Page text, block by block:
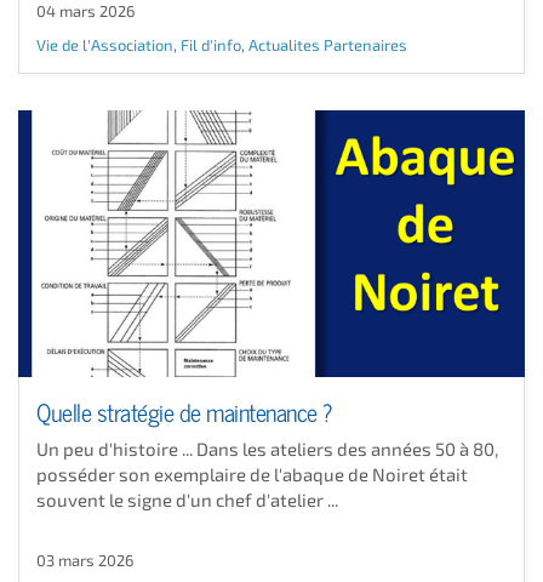
04 mars 2026
Vie de l'Association, Fil d'info, Actualites Partenaires
Quelle stratégie de maintenance ?
Un peu d'histoire ... Dans les ateliers des années 50 à 80,
posséder son exemplaire de l'abaque de Noiret était
souvent le signe d'un chef d'atelier ...
03 mars 2026